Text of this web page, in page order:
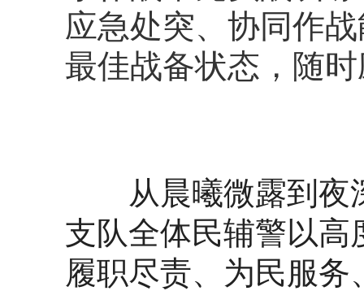
应急处突、协同作
最佳战备状态，随
从晨曦微露到夜
支队全体民辅警以
履职尽责、为民服